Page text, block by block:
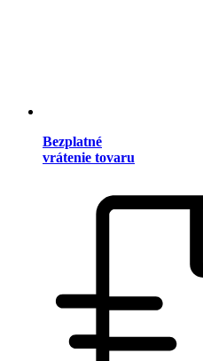
Bezplatné
vrátenie tovaru